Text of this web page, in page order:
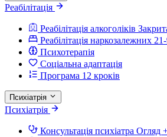
Реабілітація
Реабілітація алкоголіків
Реабілітація наркозалежних
Психотерапія
Соціальна адаптація
Програма 12 кроків
Психіатрія
Психіатрія
Консультація психіатра Огляд